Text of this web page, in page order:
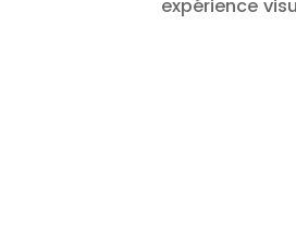
expérience